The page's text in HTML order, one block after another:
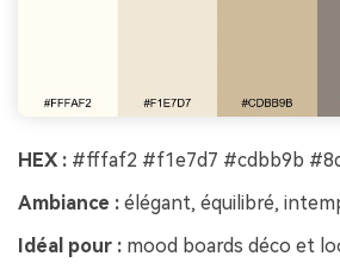
HEX : #fffaf2 #f1e7d7 #cdbb9b
Ambiance : élégant, équilibré,
Idéal pour : mood boards déco et